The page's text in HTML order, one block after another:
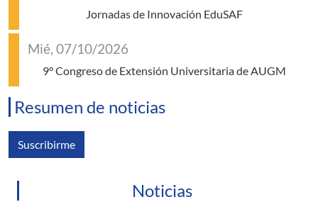
Jornadas de Innovación EduSAF
Mié, 07/10/2026
9° Congreso de Extensión Universitaria de AUGM
Resumen de noticias
Suscribirme
Noticias